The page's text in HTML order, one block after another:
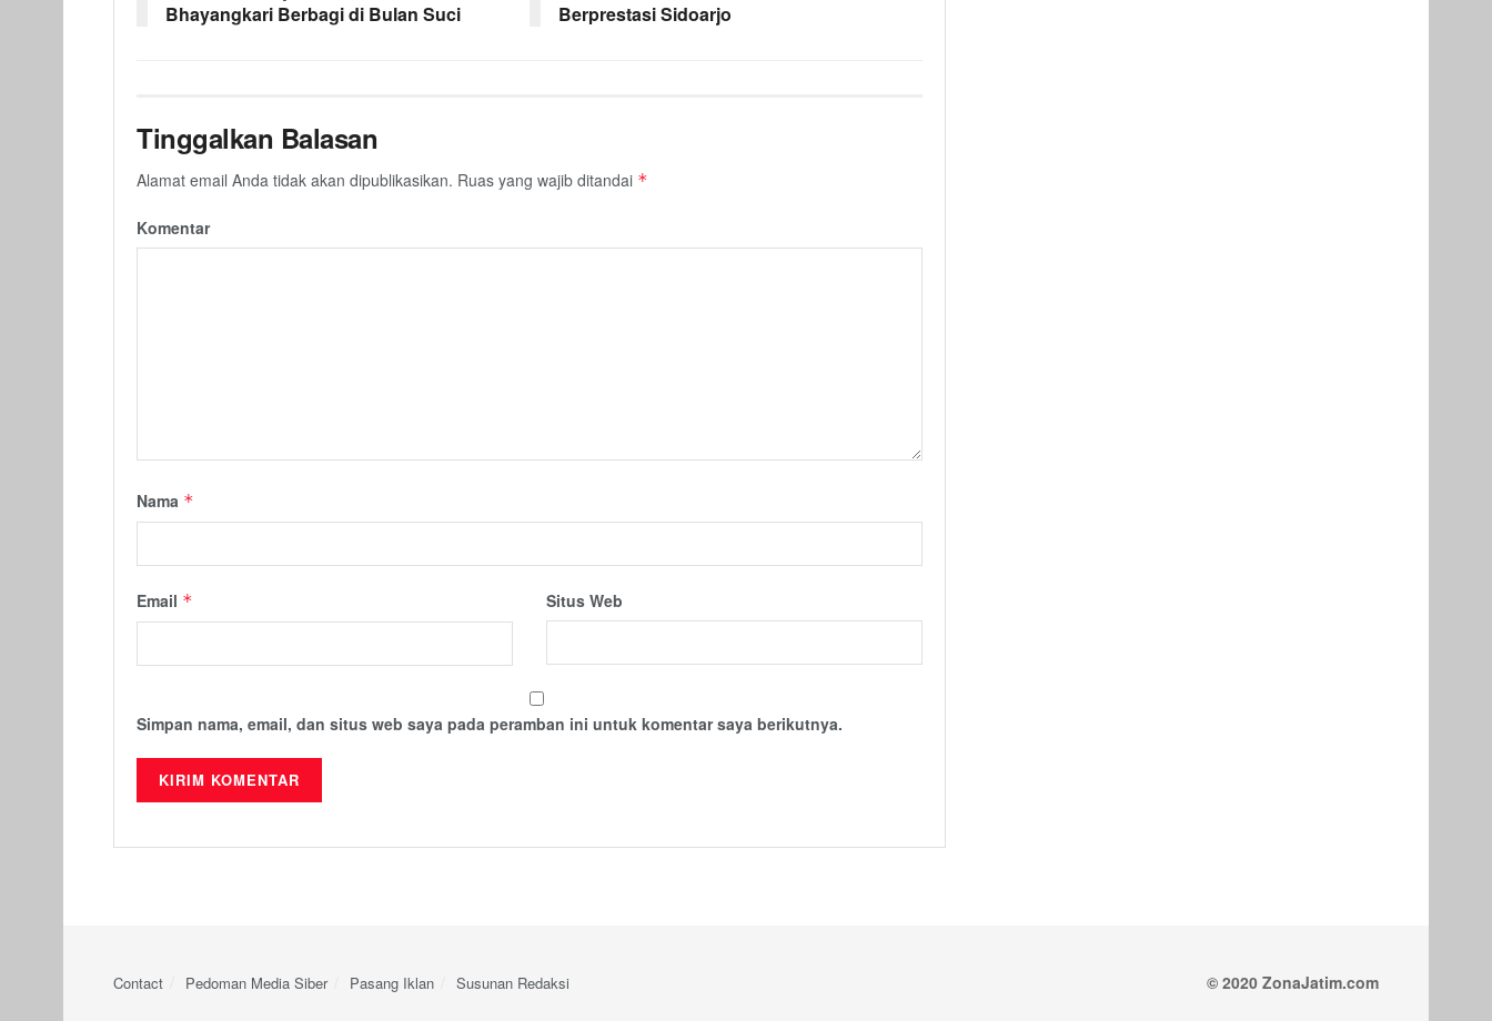
Bhayangkari Berbagi di Bulan Suci
Berprestasi Sidoarjo
Tinggalkan Balasan
Alamat email Anda tidak akan dipublikasikan. Ruas yang wajib ditandai *
Komentar
Nama *
Email * Situs Web
Simpan nama, email, dan situs web saya pada peramban ini untuk komentar saya berikutnya.
Contact Pedoman Media Siber Pasang Iklan Susunan Redaksi © 2020 ZonaJatim.com